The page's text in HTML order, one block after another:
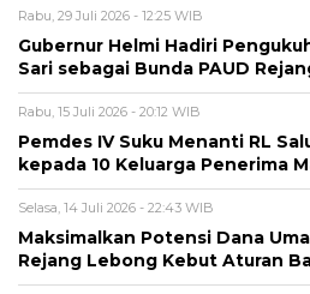
Rabu, 29 Juli 2026 - 12:25 WIB
Gubernur Helmi Hadiri
Sari sebagai Bunda PAUD
Rabu, 15 Juli 2026 - 20:12 WIB
Pemdes IV Suku Menanti RL
kepada 10 Keluarga Penerima
Selasa, 14 Juli 2026 - 22:43 WIB
Maksimalkan Potensi Dana
Rejang Lebong Kebut Aturan